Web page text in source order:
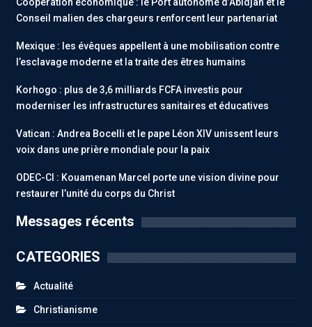
Conseil malien des chargeurs renforcent leur partenariat
Mexique : les évêques appellent à une mobilisation contre
l’esclavage moderne et la traite des êtres humains
Korhogo : plus de 3,6 milliards FCFA investis pour
moderniser les infrastructures sanitaires et éducatives
Vatican : Andrea Bocelli et le pape Léon XIV unissent leurs
voix dans une prière mondiale pour la paix
ODEC-CI : Kouamenan Marcel porte une vision divine pour
restaurer l’unité du corps du Christ
Messages récents
CATEGORIES
Actualité
Christianisme